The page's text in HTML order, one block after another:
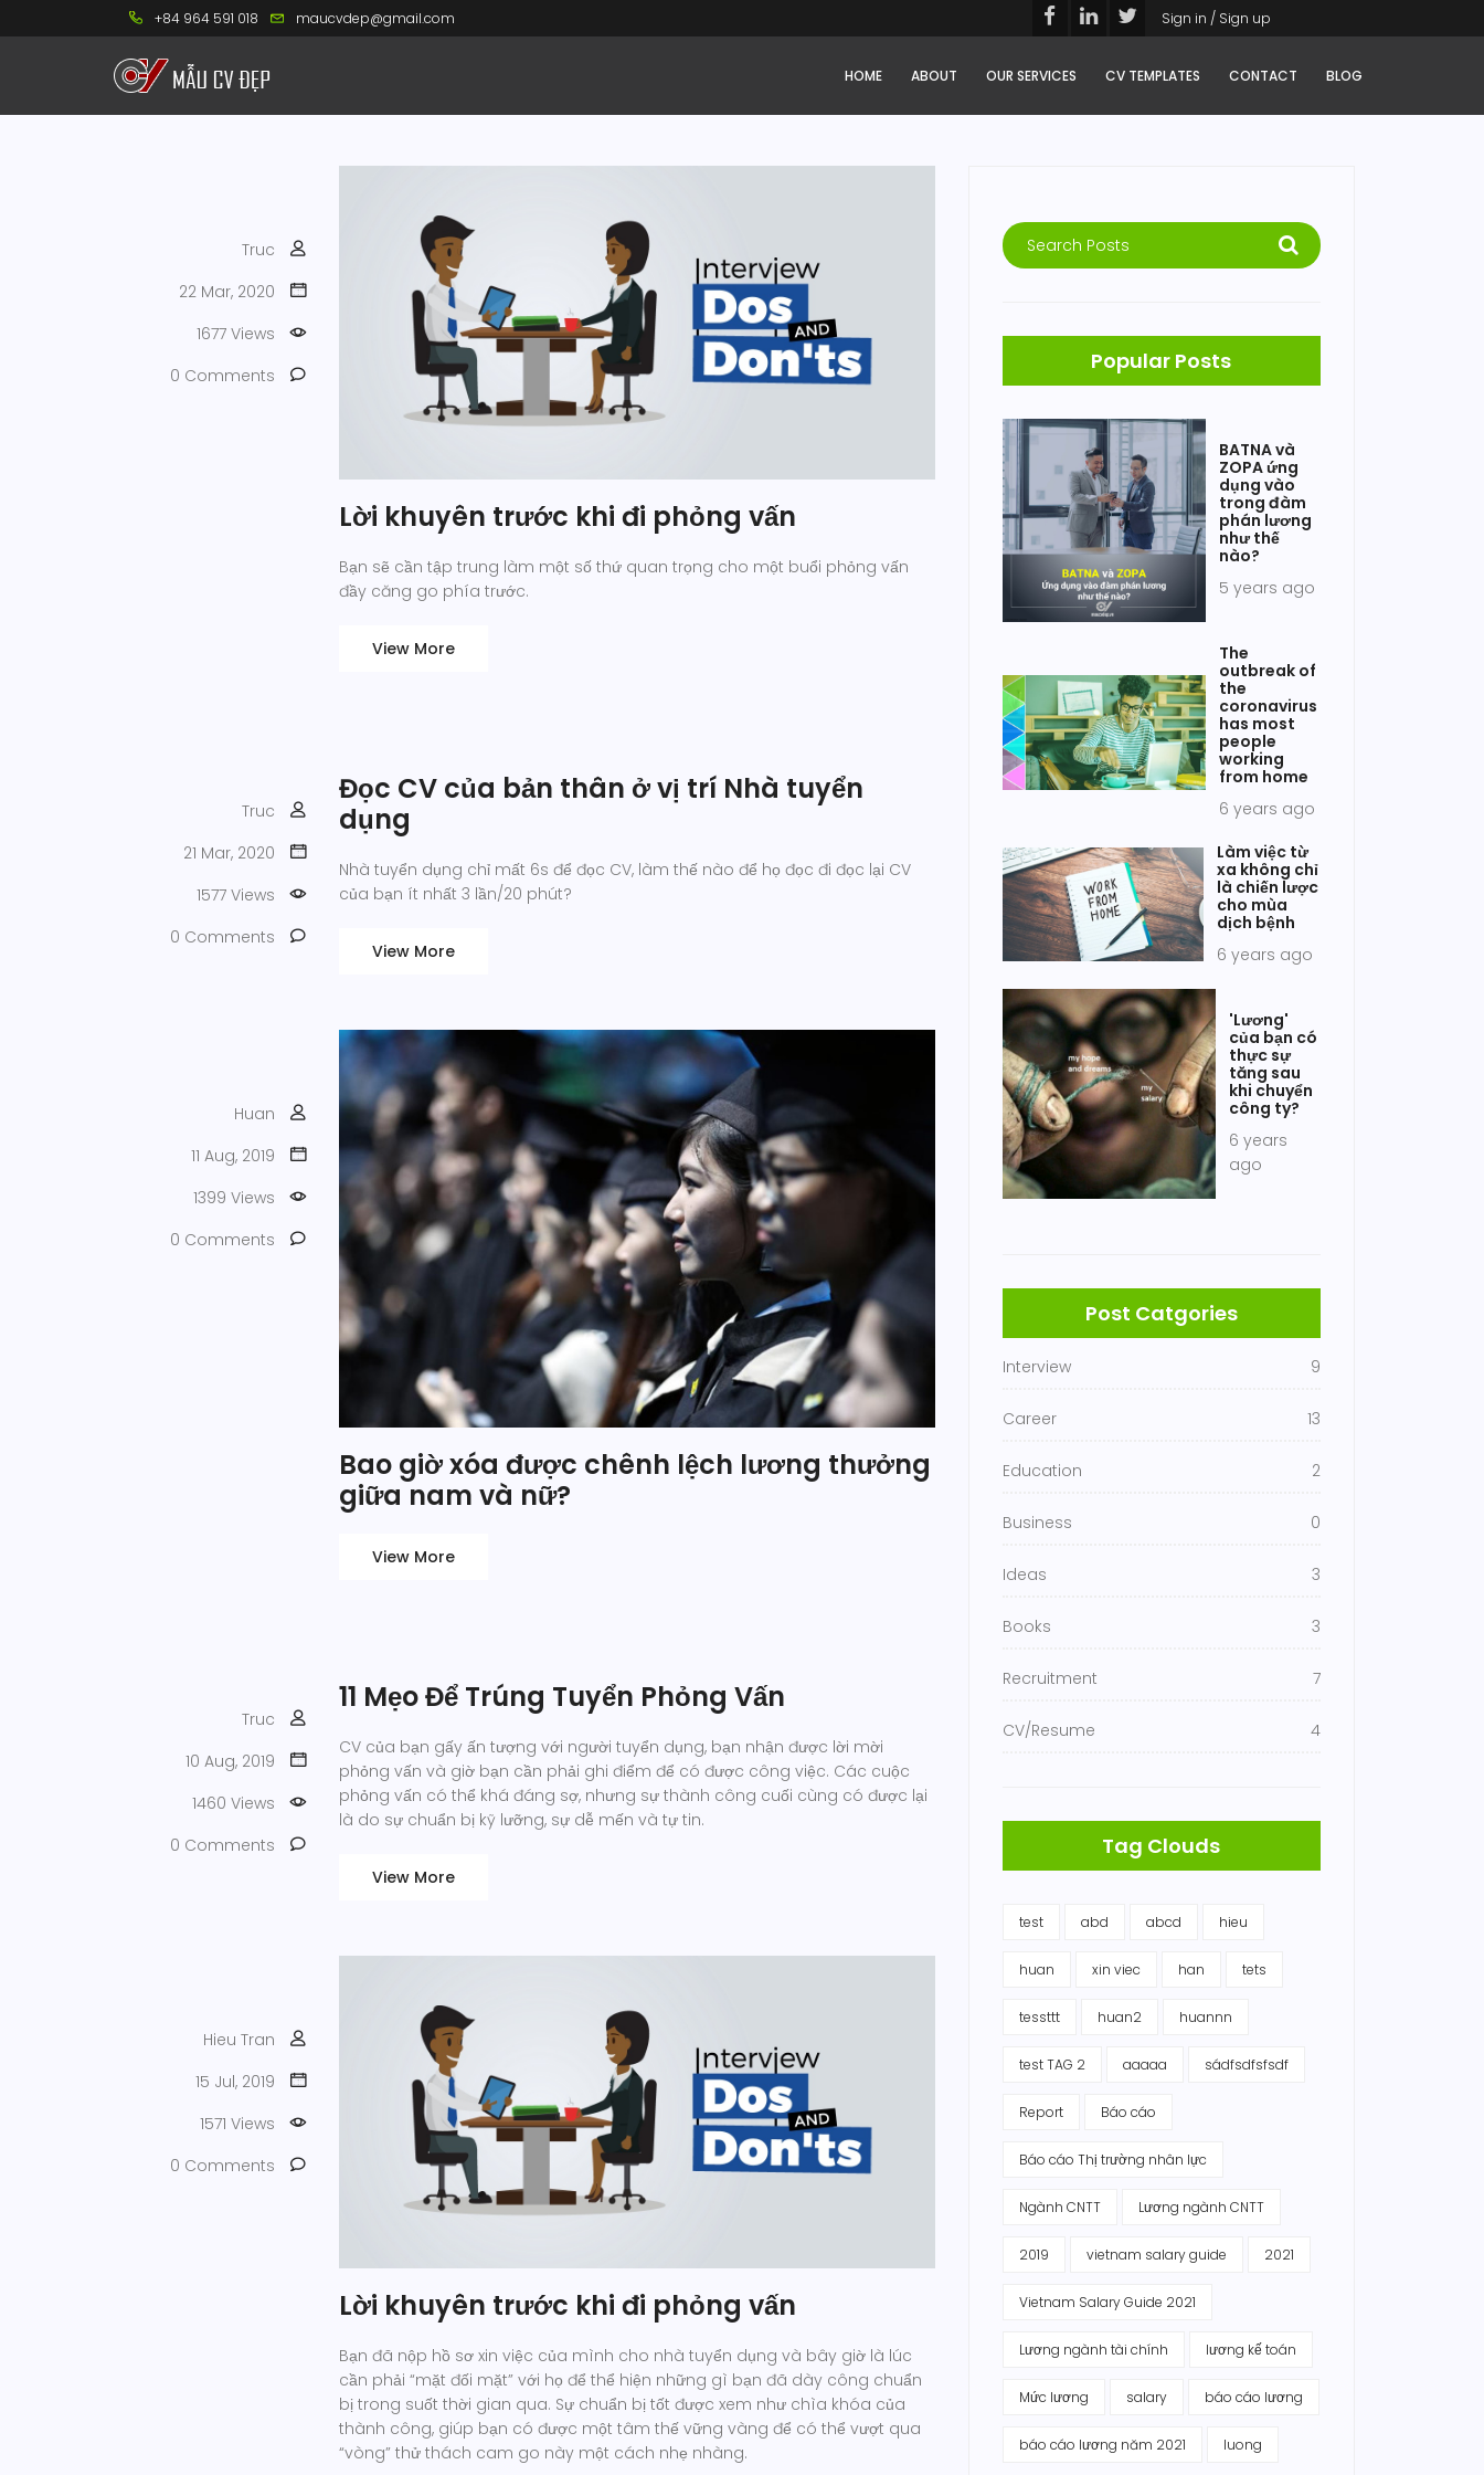
+84 964 591 018 maucvdep@gmail.com Sign in / Sign up
HOME ABOUT OUR SERVICES CV TEMPLATES CONTACT BLOG
Truc
22 Mar, 2020
1677 Views
0 Comments
Lời khuyên trước khi đi phỏng vấn
Bạn sẽ cần tập trung làm một số thứ quan trọng cho một buổi phỏng vấn
đầy căng go phía trước.
View More
Truc
21 Mar, 2020
1577 Views
0 Comments
Đọc CV của bản thân ở vị trí Nhà tuyển
dụng
Nhà tuyển dụng chỉ mất 6s để đọc CV, làm thế nào để họ đọc đi đọc lại CV
của bạn ít nhất 3 lần/20 phút?
View More
Huan
11 Aug, 2019
1399 Views
0 Comments
Bao giờ xóa được chênh lệch lương thưởng
giữa nam và nữ?
View More
Truc
10 Aug, 2019
1460 Views
0 Comments
11 Mẹo Để Trúng Tuyển Phỏng Vấn
CV của bạn gấy ấn tượng với người tuyển dụng, bạn nhận được lời mời
phỏng vấn và giờ bạn cần phải ghi điểm để có được công việc. Các cuộc
phỏng vấn có thể khá đáng sợ, nhưng sự thành công cuối cùng có được lại
là do sự chuẩn bị kỹ lưỡng, sự dễ mến và tự tin.
View More
Hieu Tran
15 Jul, 2019
1571 Views
0 Comments
Lời khuyên trước khi đi phỏng vấn
Bạn đã nộp hồ sơ xin việc của mình cho nhà tuyển dụng và bây giờ là lúc
cần phải “mặt đối mặt” với họ để thể hiện những gì bạn đã dày công chuẩn
bị trong suốt thời gian qua. Sự chuẩn bị tốt được xem như chìa khóa của
thành công, giúp bạn có được một tâm thế vững vàng để có thể vượt qua
“vòng” thử thách cam go này một cách nhẹ nhàng.
Popular Posts
BATNA và
ZOPA ứng
dụng vào
trong đàm
phán lương
như thế
nào?
5 years ago
The
outbreak of
the
coronavirus
has most
people
working
from home
6 years ago
Làm việc từ
xa không chỉ
là chiến lược
cho mùa
dịch bệnh
6 years ago
'Lương'
của bạn có
thực sự
tăng sau
khi chuyển
công ty?
6 years
ago
Post Catgories
Interview 9
Career 13
Education 2
Business 0
Ideas 3
Books 3
Recruitment 7
CV/Resume 4
Tag Clouds
test abd abcd hieu
huan xin viec han tets
tessttt huan2 huannn
test TAG 2 aaaaa sádfsdfsfsdf
Report Báo cáo
Báo cáo Thị trường nhân lực
Ngành CNTT Lương ngành CNTT
2019 vietnam salary guide 2021
Vietnam Salary Guide 2021
Lương ngành tài chính lương kế toán
Mức lương salary báo cáo lương
báo cáo lương năm 2021 luong